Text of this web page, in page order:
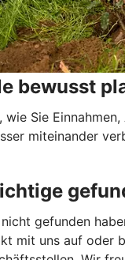
bewusst
wie Sie
miteinander
gefunden
mit uns auf oder